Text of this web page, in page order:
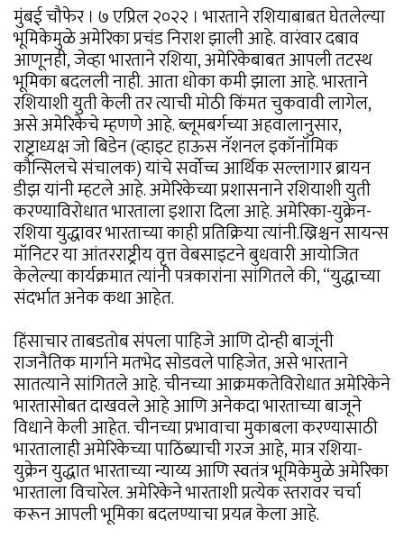
मुंबई चौफेर । ७ एप्रिल २०२२ । भारताने रशियाबाबत घेतलेल्या
भूमिकेमुळे अमेरिका प्रचंड निराश झाली आहे. वारंवार दबाव
आणूनही, जेव्हा भारताने रशिया, अमेरिकेबाबत आपली तटस्थ
भूमिका बदलली नाही. आता धोका कमी झाला आहे. भारताने
रशियाशी युती केली तर त्याची मोठी किंमत चुकवावी लागेल,
असे अमेरिकेचे म्हणणे आहे. ब्लूमबर्गच्या अहवालानुसार,
राष्ट्राध्यक्ष जो बिडेन (व्हाइट हाऊस नॅशनल इकॉनॉमिक
कौन्सिलचे संचालक) यांचे सर्वोच्च आर्थिक सल्लागार ब्रायन
डीझ यांनी म्हटले आहे. अमेरिकेच्या प्रशासनाने रशियाशी युती
करण्याविरोधात भारताला इशारा दिला आहे. अमेरिका-युक्रेन-
रशिया युद्धावर भारताच्या काही प्रतिक्रिया त्यांनी.ख्रिश्चन सायन्स
मॉनिटर या आंतरराष्ट्रीय वृत्त वेबसाइटने बुधवारी आयोजित
केलेल्या कार्यक्रमात त्यांनी पत्रकारांना सांगितले की, “युद्धाच्या
संदर्भात अनेक कथा आहेत.
हिंसाचार ताबडतोब संपला पाहिजे आणि दोन्ही बाजूंनी
राजनैतिक मार्गाने मतभेद सोडवले पाहिजेत, असे भारताने
सातत्याने सांगितले आहे. चीनच्या आक्रमकतेविरोधात अमेरिकेने
भारतासोबत दाखवले आहे आणि अनेकदा भारताच्या बाजूने
विधाने केली आहेत. चीनच्या प्रभावाचा मुकाबला करण्यासाठी
भारतालाही अमेरिकेच्या पाठिंब्याची गरज आहे, मात्र रशिया-
युक्रेन युद्धात भारताच्या न्याय्य आणि स्वतंत्र भूमिकेमुळे अमेरिका
भारताला विचारेल. अमेरिकेने भारताशी प्रत्येक स्तरावर चर्चा
करून आपली भूमिका बदलण्याचा प्रयत्न केला आहे.